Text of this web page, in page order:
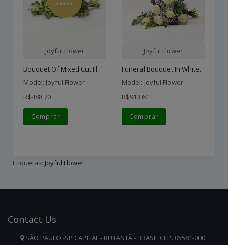
Joyful Flower
Bouquet Of Mixed Cut Flow..
Model: Joyful Flower
R$488,70
Comprar
Joyful Flower
Funeral Bouquet In White..
Model: Joyful Flower
R$913,61
Comprar
Etiquetas: Joyful Flower
Contact Us
SÃO PAULO -SP CAPITAL - BUTANTÃ - BRASIL CEP. 05581-000